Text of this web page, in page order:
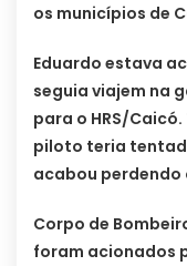
os municípios de
Eduardo estava
seguia viajem na
para o HRS/
piloto teria
acabou
Corpo de
foram acionados